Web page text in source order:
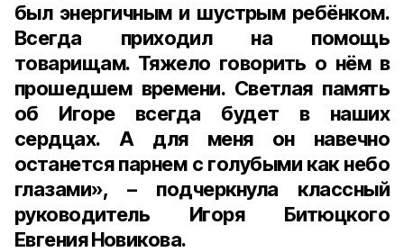
был энергичным и шустрым ребёнком.
Всегда приходил на помощь
товарищам. Тяжело говорить о нём в
прошедшем времени. Светлая память
об Игоре всегда будет в наших
сердцах. А для меня он навечно
останется парнем с голубыми как небо
глазами», – подчеркнула классный
руководитель Игоря Битюцкого
Евгения Новикова.